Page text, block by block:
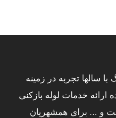
سالها تجربه در زمینه
ارائه خدمات لوله بازکنی
و ... برای همشهریان